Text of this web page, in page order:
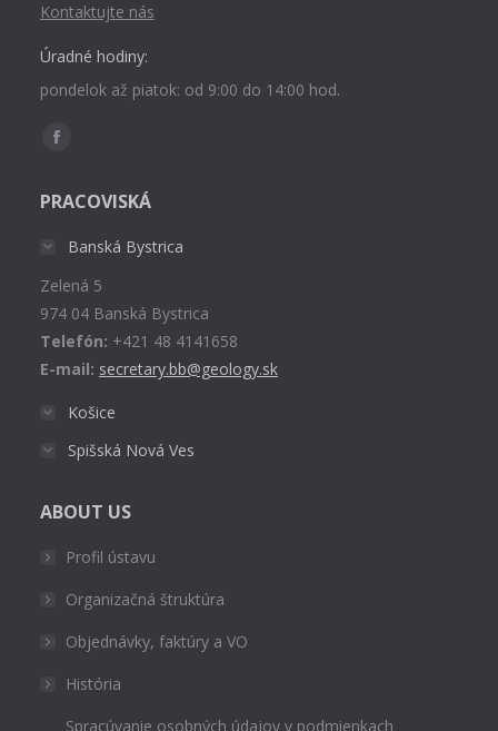
Kontaktujte nás
Úradné hodiny:
pondelok až piatok: od 9:00 do 14:00 hod.
Find us on:
Facebook
opens
window
PRACOVISKÁ
Banská Bystrica
Zelená 5
974 04 Banská Bystrica
Telefón: +421 48 4141658
E-mail: secretary.bb@geology.sk
Košice
Spišská Nová Ves
ABOUT US
Profil ústavu
Organizačná štruktúra
Objednávky, faktúry a VO
História
Spracúvanie osobných údajov v podmienkach